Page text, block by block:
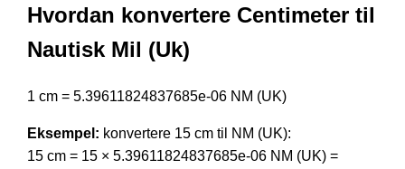
Hvordan konvertere Centimeter til
Nautisk Mil (Uk)
1 cm = 5.39611824837685e-06 NM (UK)
Eksempel: konvertere 15 cm til NM (UK):
15 cm = 15 × 5.39611824837685e-06 NM (UK) =